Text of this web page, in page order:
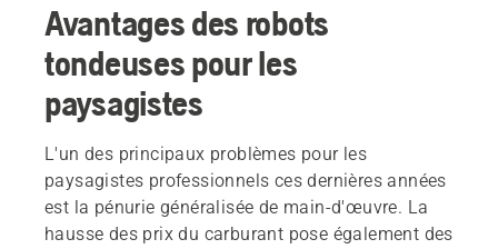
Avantages des robots
tondeuses pour les
paysagistes
L'un des principaux problèmes pour les
paysagistes professionnels ces dernières années
est la pénurie généralisée de main-d'œuvre. La
hausse des prix du carburant pose également des